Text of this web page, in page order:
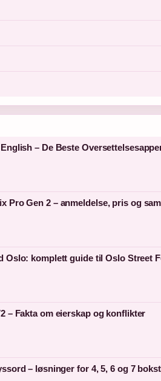
– De Beste
Pro Gen 2 – anmeldelse, pris og
Oslo: komplett guide til Oslo Street
– Fakta om eierskap og konflikter
– løsninger for 4, 5, 6 og 7